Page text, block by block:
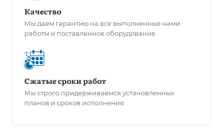
Качество
Мы даем гарантию на все выполненные нами
работы и поставленное оборудование
Сжатые сроки работ
Мы строго придерживаемся установленных
планов и сроков исполнения